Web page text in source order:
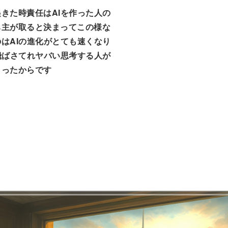
た時責任はAIを作った人の
が取ると決まってこの様な
AIの進化がとても速くなり
さてれヤバい思考する人が
たからです